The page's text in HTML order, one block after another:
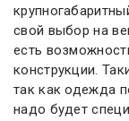
свой выбор на
есть
конструкции.
так как одежда
надо будет